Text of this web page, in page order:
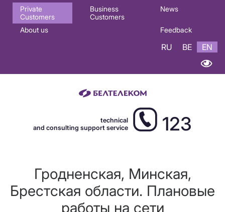
Основная
навигация
Private
Customers
Business
Customers
News
About us Feedback
RU BE EN
technical
and consulting support service
123
Гродненская, Минская,
Брестская области. Плановые
работы на сети